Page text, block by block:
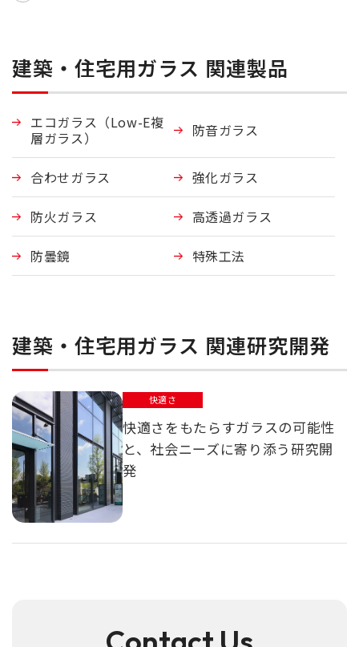
建築・住宅用ガラス 関連製品
エコガラス（Low-E複
層ガラス）
防音ガラス
合わせガラス 強化ガラス
防火ガラス 高透過ガラス
防曇鏡 特殊工法
建築・住宅用ガラス 関連研究開発
快適さ
快適さをもたらすガラスの可能性
と、社会ニーズに寄り添う研究開
発